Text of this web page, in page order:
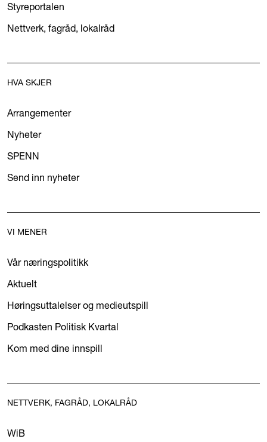
Styreportalen
Nettverk, fagråd, lokalråd
HVA SKJER
Arrangementer
Nyheter
SPENN
Send inn nyheter
VI MENER
Vår næringspolitikk
Aktuelt
Høringsuttalelser og medieutspill
Podkasten Politisk Kvartal
Kom med dine innspill
NETTVERK, FAGRÅD, LOKALRÅD
WiB